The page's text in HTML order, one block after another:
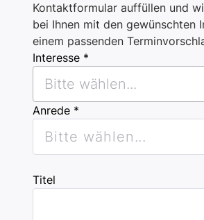
Kontaktformular auffüllen und
bei Ihnen mit den gewünschten
einem passenden
Interesse *
Bitte wählen...
Anrede *
Bitte wählen...
Titel